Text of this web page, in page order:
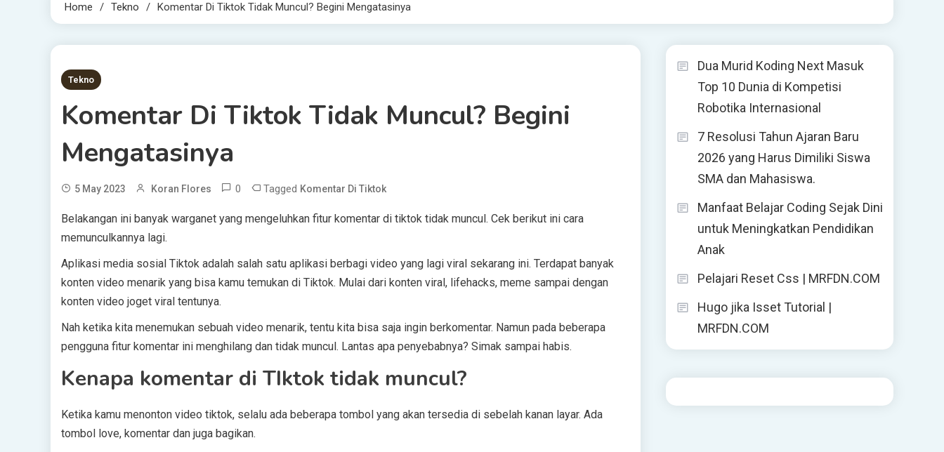
Home Tekno Komentar Di Tiktok Tidak Muncul? Begini Mengatasinya
2 MINS READ
Tekno
Komentar Di Tiktok Tidak Muncul? Begini
Mengatasinya
5 May 2023 Koran Flores 0 Tagged Komentar Di Tiktok
Belakangan ini banyak warganet yang mengeluhkan fitur komentar di tiktok tidak muncul. Cek berikut ini cara
memunculkannya lagi.
Aplikasi media sosial Tiktok adalah salah satu aplikasi berbagi video yang lagi viral sekarang ini. Terdapat banyak
konten video menarik yang bisa kamu temukan di Tiktok. Mulai dari konten viral, lifehacks, meme sampai dengan
konten video joget viral tentunya.
Nah ketika kita menemukan sebuah video menarik, tentu kita bisa saja ingin berkomentar. Namun pada beberapa
pengguna fitur komentar ini menghilang dan tidak muncul. Lantas apa penyebabnya? Simak sampai habis.
Kenapa komentar di TIktok tidak muncul?
Ketika kamu menonton video tiktok, selalu ada beberapa tombol yang akan tersedia di sebelah kanan layar. Ada
tombol love, komentar dan juga bagikan.
Dua Murid Koding Next Masuk
Top 10 Dunia di Kompetisi
Robotika Internasional
7 Resolusi Tahun Ajaran Baru
2026 yang Harus Dimiliki Siswa
SMA dan Mahasiswa.
Manfaat Belajar Coding Sejak Dini
untuk Meningkatkan Pendidikan
Anak
Pelajari Reset Css | MRFDN.COM
Hugo jika Isset Tutorial |
MRFDN.COM